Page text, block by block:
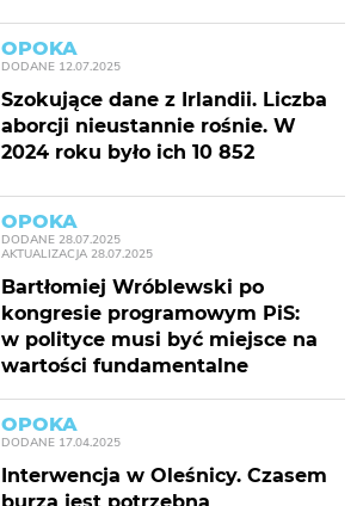
OPOKA
DODANE 12.07.2025
Szokujące dane z Irlandii. Liczba
aborcji nieustannie rośnie. W
2024 roku było ich 10 852
OPOKA
DODANE 28.07.2025
AKTUALIZACJA 28.07.2025
Bartłomiej Wróblewski po
kongresie programowym PiS:
w polityce musi być miejsce na
wartości fundamentalne
OPOKA
DODANE 17.04.2025
Interwencja w Oleśnicy. Czasem